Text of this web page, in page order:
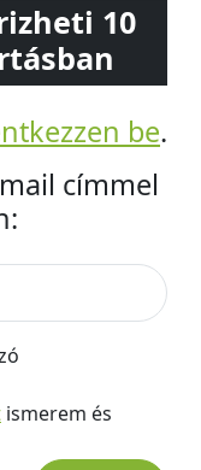
10
be.
címmel
ismerem és